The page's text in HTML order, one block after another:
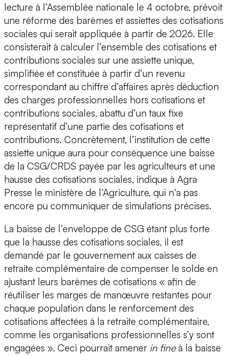
lecture à l’Assemblée nationale le 4 octobre, prévoit
une réforme des barèmes et assiettes des cotisations
sociales qui serait appliquée à partir de 2026. Elle
consisterait à calculer l’ensemble des cotisations et
contributions sociales sur une assiette unique,
simplifiée et constituée à partir d’un revenu
correspondant au chiffre d’affaires après déduction
des charges professionnelles hors cotisations et
contributions sociales, abattu d’un taux fixe
représentatif d’une partie des cotisations et
contributions. Concrètement, l’institution de cette
assiette unique aura pour conséquence une baisse
de la CSG/CRDS payée par les agriculteurs et une
hausse des cotisations sociales, indique à Agra
Presse le ministère de l’Agriculture, qui n’a pas
encore pu communiquer de simulations précises.
La baisse de l’enveloppe de CSG étant plus forte
que la hausse des cotisations sociales, il est
demandé par le gouvernement aux caisses de
retraite complémentaire de compenser le solde en
ajustant leurs barèmes de cotisations « afin de
réutiliser les marges de manœuvre restantes pour
chaque population dans le renforcement des
cotisations affectées à la retraite complémentaire,
comme les organisations professionnelles s’y sont
engagées ». Ceci pourrait amener in fineà la baisse